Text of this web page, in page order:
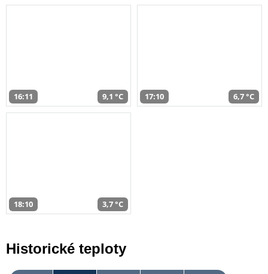
16:11 9,1 °C 17:10 6,7 °C
18:10 3,7 °C
Historické teploty